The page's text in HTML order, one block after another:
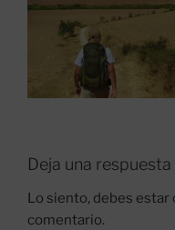
Deja una respuesta
Lo siento, debes estar
comentario.